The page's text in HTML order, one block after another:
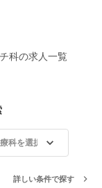
科の求人一覧
科を選択
詳しい条件で探す